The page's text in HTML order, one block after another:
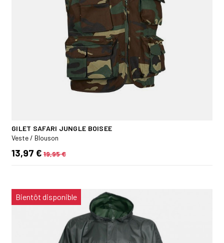
GILET SAFARI JUNGLE BOISEE
Veste / Blouson
13,97 € 19,95 €
Bientôt disponible